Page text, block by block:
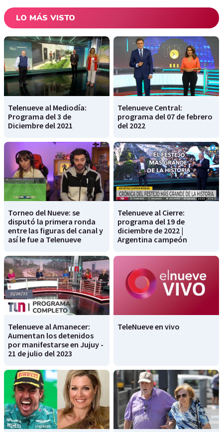
LO MÁS VISTO
Telenueve al Mediodía:
Programa del 3 de
Diciembre del 2021
Telenueve Central:
programa del 07 de febrero
del 2022
Torneo del Nueve: se
disputó la primera ronda
entre las figuras del canal y
así le fue a Telenueve
Telenueve al Cierre:
programa del 19 de
diciembre de 2022 |
Argentina campeón
Telenueve al Amanecer:
Aumentan los detenidos
por manifestarse en Jujuy -
21 de julio del 2023
TeleNueve en vivo